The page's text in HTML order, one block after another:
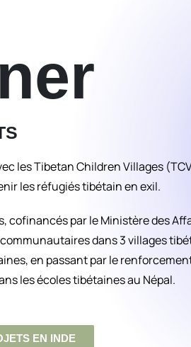
les Tibetan Children Villages
les réfugiés tibétain en exil.
cofinancés par le Ministère des
dans 3 villages
en passant par le
les écoles tibétaines au Népal.
EN INDE